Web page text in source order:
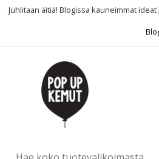
Juhlitaan äitiä! Blogissa kauneimmat ideat